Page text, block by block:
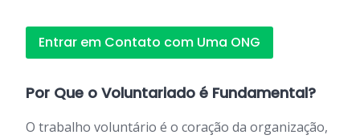
Entrar em Contato com Uma ONG
Por Que o Voluntariado é Fundamental?
O trabalho voluntário é o coração da organização,